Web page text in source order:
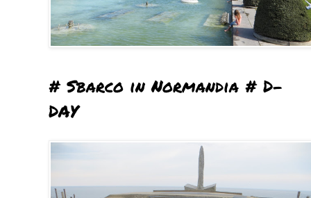
# Sbarco in Normandia # D-
DAY